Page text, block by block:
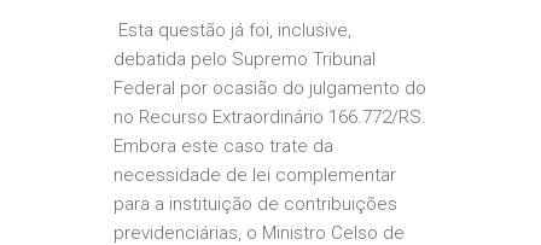
Esta questão já foi, inclusive,
debatida pelo Supremo Tribunal
Federal por ocasião do julgamento do
no Recurso Extraordinário 166.772/RS.
Embora este caso trate da
necessidade de lei complementar
para a instituição de contribuições
previdenciárias, o Ministro Celso de